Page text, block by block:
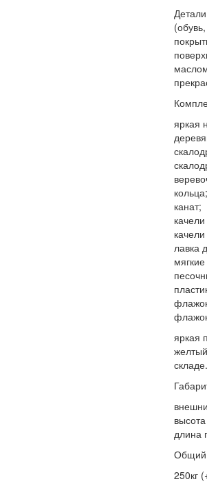
яркая
кольца;
канат;
лавка
яркая
длина
Общий
250кг